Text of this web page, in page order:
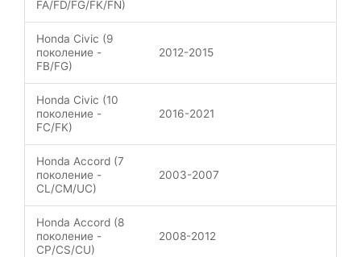
FA/FD/FG/FK/FN)
Honda Civic (9
поколение -
FB/FG)
2012-2015
Honda Civic (10
поколение -
FC/FK)
2016-2021
Honda Accord (7
поколение -
CL/CM/UC)
2003-2007
Honda Accord (8
поколение -
CP/CS/CU)
2008-2012